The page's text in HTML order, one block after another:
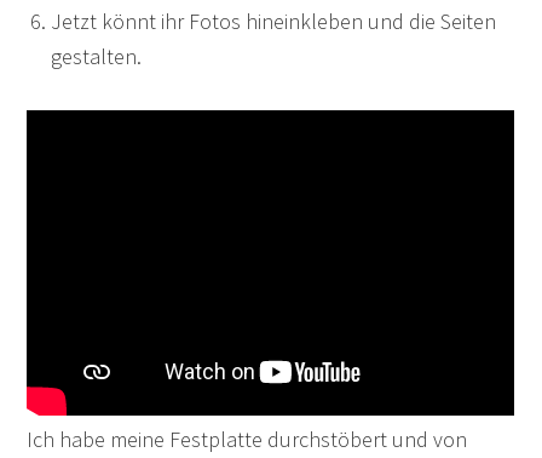
Jetzt könnt ihr Fotos hineinkleben und die Seiten
gestalten.
Ich habe meine Festplatte durchstöbert und von